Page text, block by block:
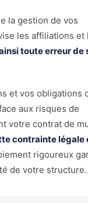
la gestion de vos
les affiliations et
toute erreur de
et vos obligations
aux risques de
votre contrat de
contrainte légale
rigoureux
de votre structure.